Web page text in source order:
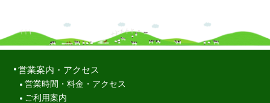
営業案内・アクセス
営業時間・料金・アクセス
ご利用案内